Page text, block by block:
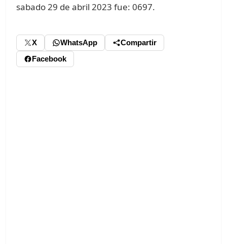
sabado 29 de abril 2023 fue: 0697.
X WhatsApp
Compartir
Facebook